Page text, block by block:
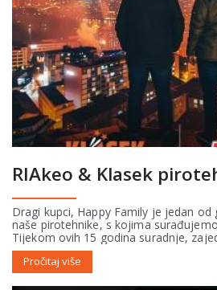
RIAkeo & Klasek
Dragi kupci, Happy Family je jedan od
naše pirotehnike, s kojima
Tijekom ovih 15 godina suradnje,
Pročitaj više